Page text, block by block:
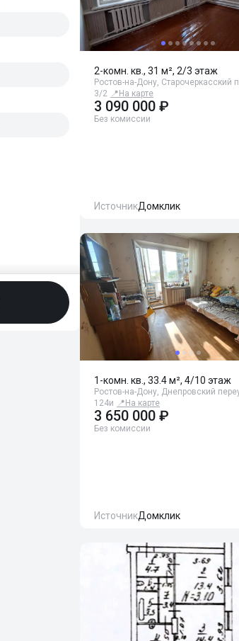
2-комн. кв., 31 м², 2/3 этаж
Ростов-на-Дону, Старочеркасский
3/2 📍 На карте
3 090 000 ₽
Без комиссии
ИсточникДомклик
1-комн. кв., 33.4 м², 4/10 этаж
Ростов-на-Дону, Днепровский
124и 📍 На карте
3 650 000 ₽
Без комиссии
ИсточникДомклик